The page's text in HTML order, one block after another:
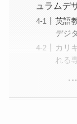
ュラムデ
英語
デジ
カリ
れる